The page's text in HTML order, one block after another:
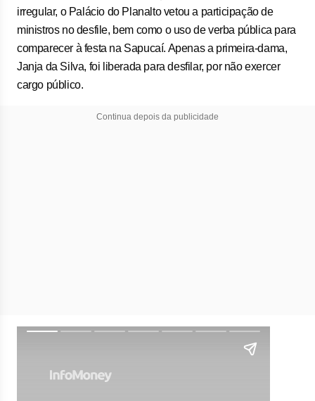
irregular, o Palácio do Planalto vetou a participação de
ministros no desfile, bem como o uso de verba pública para
comparecer à festa na Sapucaí. Apenas a primeira-dama,
Janja da Silva, foi liberada para desfilar, por não exercer
cargo público.
Continua depois da publicidade